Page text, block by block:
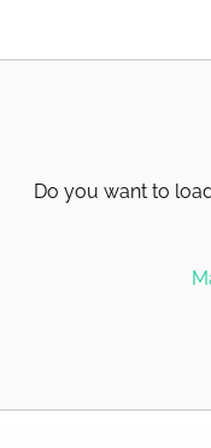
Do you want to